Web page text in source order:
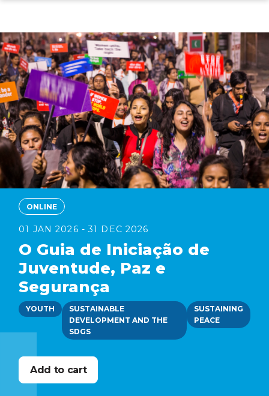
main
content
ONLINE
01 JAN 2026 - 31 DEC 2026
O Guia de Iniciação de
Juventude, Paz e
Segurança
YOUTH
SUSTAINABLE
DEVELOPMENT AND THE
SDGS
SUSTAINING
PEACE